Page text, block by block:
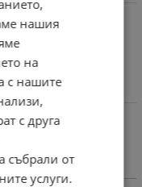
прехвърляне на
нашия
на
с нашите
с друга
събрали от
услуги.